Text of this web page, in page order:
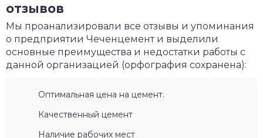
отзывов
Мы проанализировали все отзывы и упоминания
о предприятии Чеченцемент и выделили
основные преимущества и недостатки работы с
данной организацией (орфография сохранена):
Оптимальная цена на цемент.
Качественный цемент
Наличие рабочих мест